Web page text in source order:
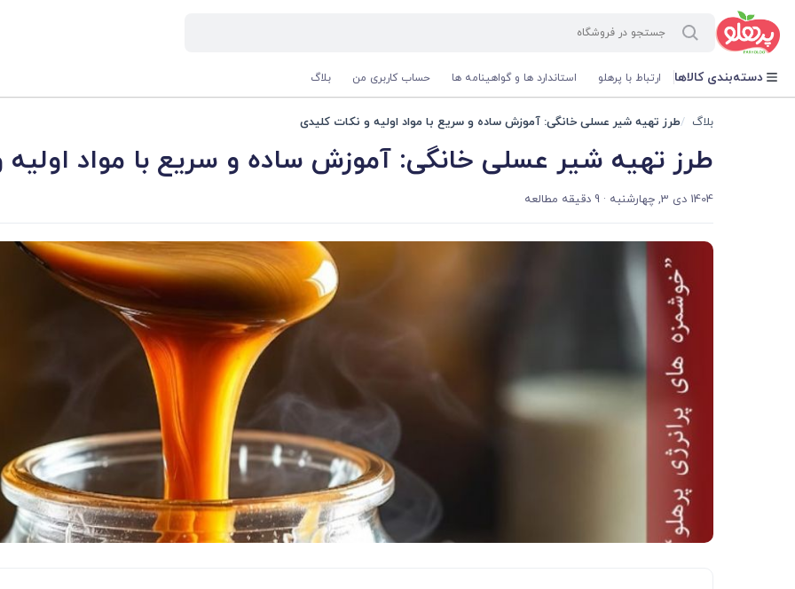
دسته‌بندی کالاها ارتباط با پرهلو استاندارد ها و گواهینامه ها حساب کاربری من بلاگ
بلاگ طرز تهیه شیر عسلی خانگی: آموزش ساده و سریع با مواد اولیه و نکات کلیدی
طرز تهیه شیر عسلی خانگی: آموزش ساده و سریع با مواد
1404 دی 3, چهارشنبه · 9 دقیقه مطالعه